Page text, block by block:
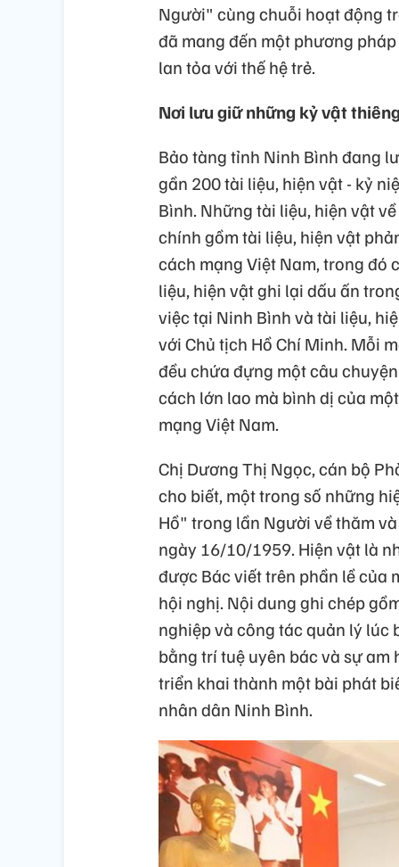
Người" cùng chuỗi hoạt động
đã mang đến một phương
lan tỏa với thế hệ trẻ.
Nơi lưu giữ những kỷ vật
Bảo tàng tỉnh Ninh Bình đang
gần 200 tài liệu, hiện vật - kỷ
Bình. Những tài liệu, hiện vật
chính gồm tài liệu, hiện vật
cách mạng Việt Nam, trong đó
liệu, hiện vật ghi lại dấu ấn
việc tại Ninh Bình và tài liệu,
với Chủ tịch Hồ Chí Minh. Mỗi
đều chứa đựng một câu
cách lớn lao mà bình dị của
mạng Việt Nam.
Chị Dương Thị Ngọc, cán bộ
cho biết, một trong số những
Hồ" trong lần Người về thăm
ngày 16/10/1959. Hiện vật là
được Bác viết trên phần lề của
hội nghị. Nội dung ghi chép
nghiệp và công tác quản lý lúc
bằng trí tuệ uyên bác và sự
triển khai thành một bài phát
nhân dân Ninh Bình.